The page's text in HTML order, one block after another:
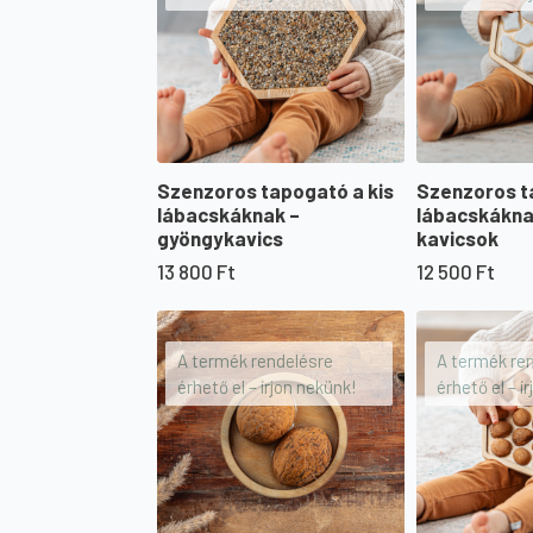
Szenzoros tapogató a kis
lábacskáknak –
gyöngykavics
13 800 Ft
Szenzoros
kavicsok
12 500 Ft
A termék rendelésre
érhető el – írjon nekünk!
A termék
érhető el –